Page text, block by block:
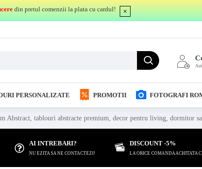
din pretul comenzii la plata cu cardul!
PERSONALIZATE PROMOTII FOTOGRAFI
Abstract, tablouri abstracte premium, decor pentru living, dormitor
AI INTREBARI?
NU EZITA SA NE CONTACTEZI!
DISCOUNT -5%
LA ORICE COMANDA ACHITATA